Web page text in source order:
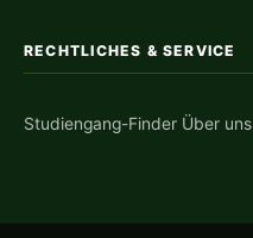
RECHTLICHES & SERVICE
Studiengang-Finder Über uns